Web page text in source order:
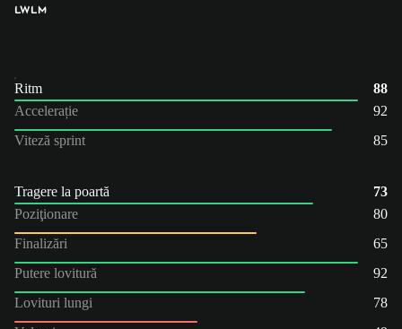
LWLM
Ritm
88
Accelerație
92
Viteză sprint
85
Tragere la poartă
73
Poziţionare
80
Finalizări
65
Putere lovitură
92
Lovituri lungi
78